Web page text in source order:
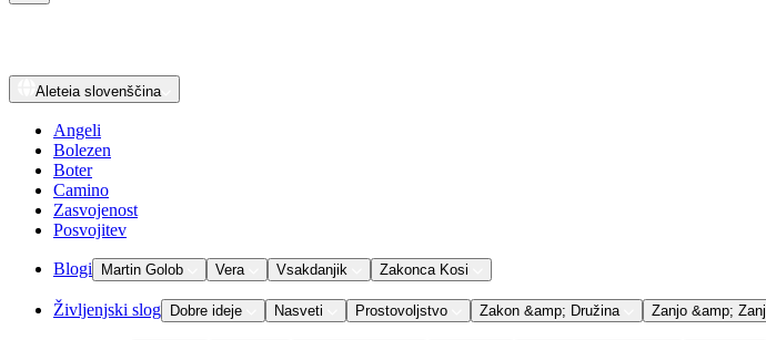
Aleteia slovenščina
Angeli
Bolezen
Boter
Camino
Zasvojenost
Posvojitev
Blogi Martin Golob Vera Vsakdanjik Zakonca Kosi
Življenjski slog Dobre ideje Nasveti Prostovoljstvo Zakon &amp; Družina Zanjo &amp; Zanj